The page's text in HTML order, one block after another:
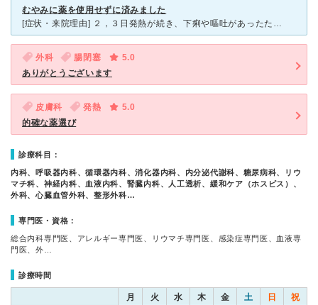
むやみに薬を使用せずに済みました
[症状・来院理由] ２，３日発熱が続き、下痢や嘔吐があったため内科を受診した [医師の診断・治療法] 診断は風邪ではなく、菌が腸の中に入ってしまう急性腸炎でしたが、症状が治まりつつあったため、経
外科 腸閉塞
5.0
ありがとうございます
皮膚科 発熱
5.0
的確な薬選び
診療科目：
内科、呼吸器内科、循環器内科、消化器内科、内分泌代謝科、糖尿病科、リウ
マチ科、神経内科、血液内科、腎臓内科、人工透析、緩和ケア（ホスピス）、
外科、心臓血管外科、整形外科…
専門医・資格：
総合内科専門医、アレルギー専門医、リウマチ専門医、感染症専門医、血液専
門医、外…
診療時間
月 火 水 木 金 土 日 祝